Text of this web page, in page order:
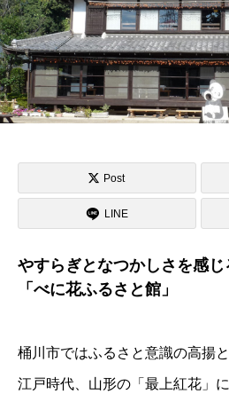
Post
LINE
やすらぎとなつかしさを感
「べに花ふるさと館」
桶川市ではふるさと意識の高揚
江戸時代、山形の「最上紅花」